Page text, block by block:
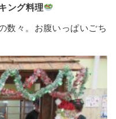
ング料理
数々。お腹いっぱいごち